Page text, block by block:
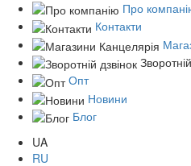
Про
Контакти
Опт
Новини
Блог
UA
RU